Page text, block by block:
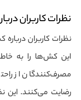
نظرات کاربران
نظرات کاربران
این کش‌ها را به
مصرف‌کنندگان از
رضایت می‌کنند. این